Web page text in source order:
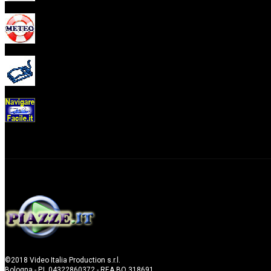
©2018 Video Italia Production s.r.l.